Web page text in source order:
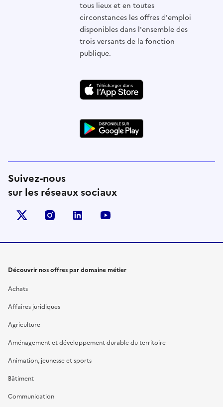
tous lieux et en toutes
circonstances les offres d'emploi
disponibles dans l'ensemble des
trois versants de la fonction
publique.
Suivez-nous
sur les réseaux sociaux
X (anciennement Twitter)
instagramlinkedin
Découvrir nos offres par domaine métier
Achats
Affaires juridiques
Agriculture
Aménagement et développement durable du territoire
Animation, jeunesse et sports
Bâtiment
Communication